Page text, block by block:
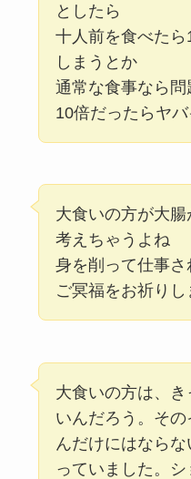
としたら
十人前を食べた
しまうとか
通常な食事なら
10倍だったらヤ
大食いの方が大
考えちゃうよね
身を削って仕事
ご冥福をお祈りし
大食いの方は、
いんだろう。そ
んだけにはなら
っていました。シ